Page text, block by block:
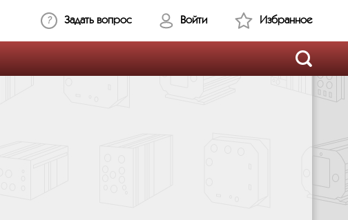
Задать вопрос Войти Избранное